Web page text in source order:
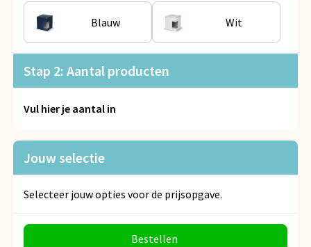
Snoepgoed
Spellen voor binnen en buiten
Veiligheid, Auto en Fiets
Vrije tijd en Strand
Anti-stress
Blauw Wit
Stap 2: Aantal producten
Vul hier je aantal in
Jouw selectie
Selecteer jouw opties voor de prijsopgave.
Bestellen